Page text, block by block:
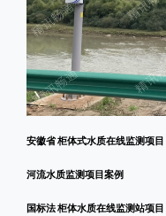
安徽省 柜体式水质在线监测项目
河流水质监测项目案例
国标法 柜体水质在线监测站项目